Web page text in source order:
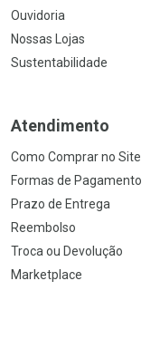
Ouvidoria
Nossas Lojas
Sustentabilidade
Atendimento
Como Comprar no Site
Formas de Pagamento
Prazo de Entrega
Reembolso
Troca ou Devolução
Marketplace